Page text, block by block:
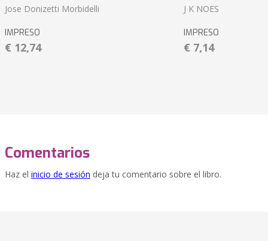
Jose Donizetti Morbidelli
IMPRESO
€ 12,74
J K NOES
IMPRESO
€ 7,14
Comentarios
Haz el inicio de sesión deja tu comentario sobre el libro.